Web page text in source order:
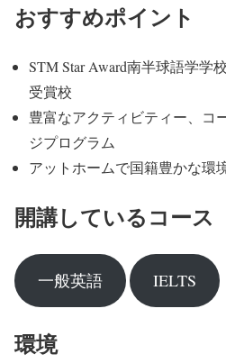
おすすめポイント
STM Star Award南半球語学学
受賞校
豊富なアクティビティー、コ
ジプログラム
アットホームで国籍豊かな環
開講しているコース
一般英語 IELTS
環境